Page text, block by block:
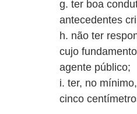
g. ter boa
antecedentes
h. não ter
cujo
agente público;
i. ter, no
cinco